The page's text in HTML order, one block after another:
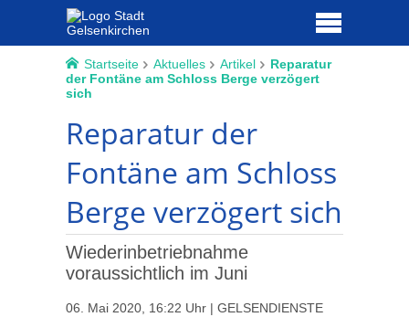
Startseite Aktuelles Artikel
Reparatur
der Fontäne am Schloss Berge verzögert
sich
Reparatur der
Fontäne am Schloss
Berge verzögert sich
Wiederinbetriebnahme
voraussichtlich im Juni
06. Mai 2020, 16:22 Uhr | GELSENDIENSTE